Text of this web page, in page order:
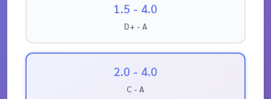
1.5 - 4.0
D+ - A
2.0 - 4.0
C - A